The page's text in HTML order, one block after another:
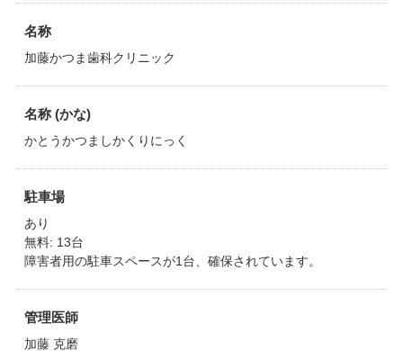
名称
加藤かつま歯科クリニック
名称 (かな)
かとうかつましかくりにっく
駐車場
あり
無料: 13台
障害者用の駐車スペースが1台、確保されています。
管理医師
加藤 克磨